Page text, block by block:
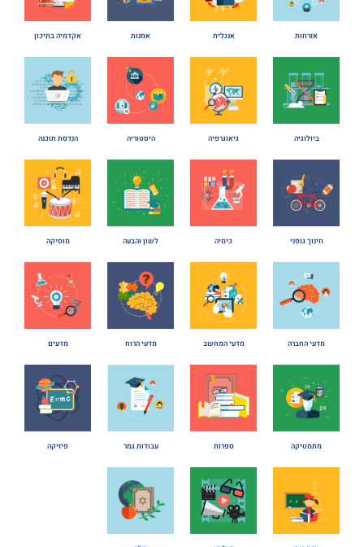
אזרחות אנגלית אמנות אקדמיה בתיכון
ביולוגיה גיאוגרפיה היסטוריה הנדסת תוכנה
חינוך גופני כימיה לשון והבעה מוסיקה
מדעי החברה מדעי המחשב מדעי הרוח מדעים
מתמטיקה ספרות עבודות גמר פיזיקה